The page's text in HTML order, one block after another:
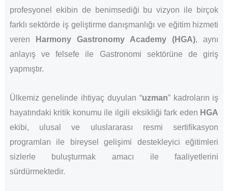
profesyonel ekibin de benimsediği bu vizyon ile birçok
farklı sektörde iş geliştirme danışmanlığı ve eğitim hizmeti
veren
Harmony Gastronomy Academy (HGA), aynı
anlayış ve felsefe ile Gastronomi sektörüne de giriş
yapmıştır.
Ülkemiz genelinde ihtiyaç duyulan “uzman” kadroların iş
hayatındaki kritik konumu ile ilgili eksikliği fark eden HGA
ekibi, ulusal ve uluslararası resmi sertifikasyon
programları ile bireysel gelişimi destekleyici eğitimleri
sizlerle buluşturmak amacı ile faaliyetlerini
sürdürmektedir.